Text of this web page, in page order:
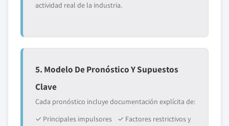
actividad real de la industria.
5. Modelo De Pronóstico Y Supuestos
Clave
Cada pronóstico incluye documentación explícita de:
✓ Principales impulsores
✓ Factores restrictivos y